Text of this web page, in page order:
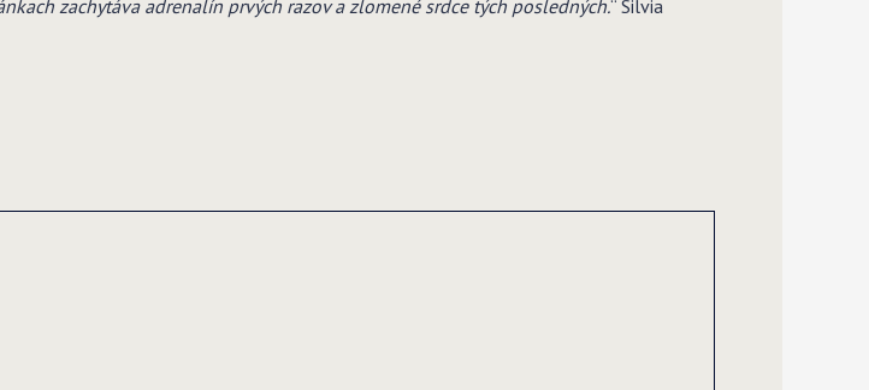
zachytáva adrenalín prvých razov a zlomené srdce tých posledných.“ Silvia